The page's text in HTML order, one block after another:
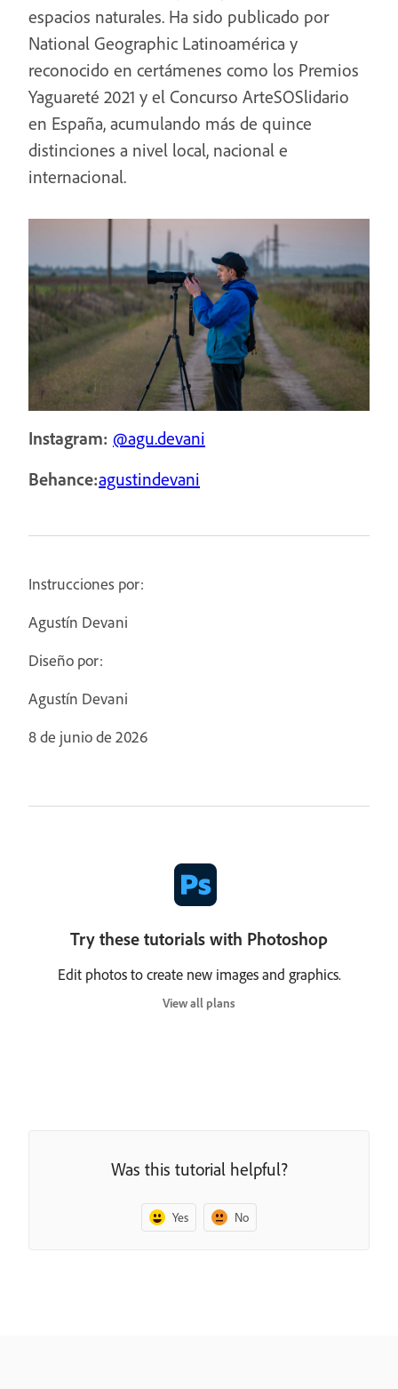
espacios naturales. Ha sido publicado por
National Geographic Latinoamérica y
reconocido en certámenes como los Premios
Yaguareté 2021 y el Concurso ArteSOSlidario
en España, acumulando más de quince
distinciones a nivel local, nacional e
internacional.
Instagram: @agu.devani
Behance:agustindevani
Instrucciones por:
Agustín Devani
Diseño por:
Agustín Devani
8 de junio de 2026
Try these tutorials with Photoshop
Edit photos to create new images and graphics.
View all plans
Was this tutorial helpful?
Yes No